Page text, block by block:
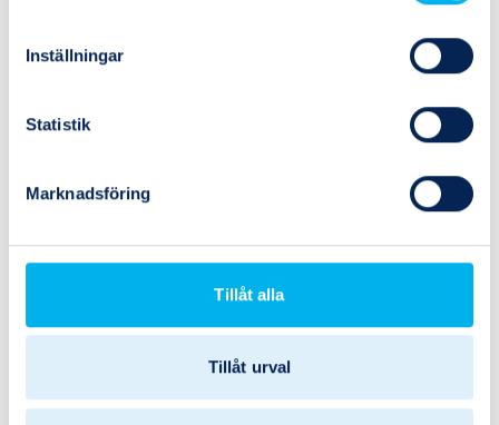
Inställningar
Statistik
Marknadsföring
Tillåt alla
Tillåt urval
D1VW004CNUW